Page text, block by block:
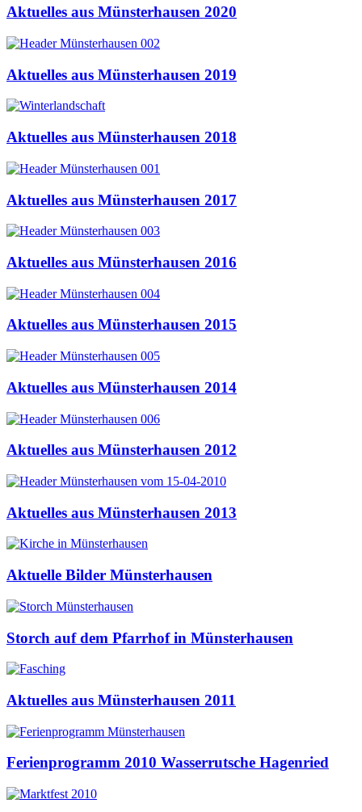
Aktuelles aus Münsterhausen 2020
Aktuelles aus Münsterhausen 2019
Aktuelles aus Münsterhausen 2018
Aktuelles aus Münsterhausen 2017
Aktuelles aus Münsterhausen 2016
Aktuelles aus Münsterhausen 2015
Aktuelles aus Münsterhausen 2014
Aktuelles aus Münsterhausen 2012
Aktuelles aus Münsterhausen 2013
Aktuelle Bilder Münsterhausen
Storch auf dem Pfarrhof in Münsterhausen
Aktuelles aus Münsterhausen 2011
Ferienprogramm 2010 Wasserrutsche Hagenried